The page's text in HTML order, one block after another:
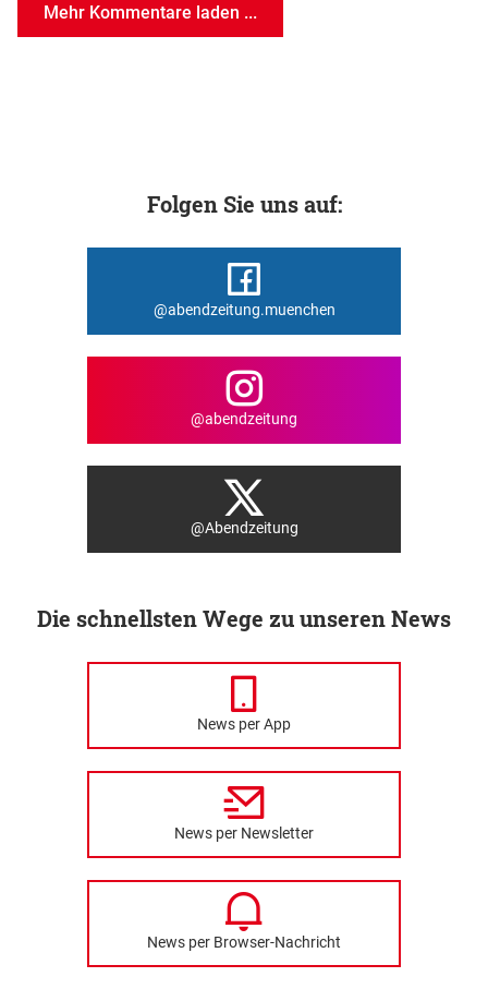
Mehr Kommentare laden ...
Folgen Sie uns auf:
@abendzeitung.muenchen
@abendzeitung
@Abendzeitung
Die schnellsten Wege zu unseren News
News per App
News per Newsletter
News per Browser-Nachricht